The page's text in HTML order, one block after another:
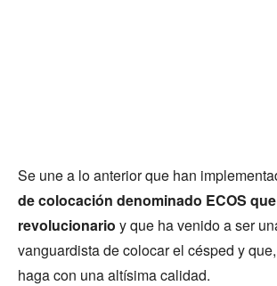
Se une a lo anterior que han
de colocación denominado ECOS
revolucionario y que ha venido a ser
vanguardista de colocar el césped y
haga con una altísima calidad.